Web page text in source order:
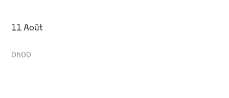
11 Août
0h00